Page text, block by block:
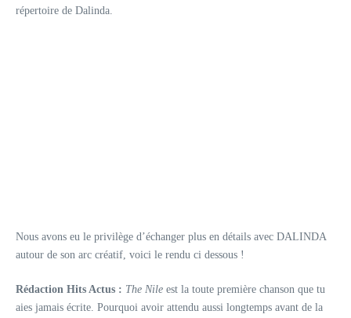
répertoire de Dalinda.
Nous avons eu le privilège d’échanger plus en détails avec DALINDA
autour de son arc créatif, voici le rendu ci dessous !
Rédaction Hits Actus : The Nile est la toute première chanson que tu
aies jamais écrite. Pourquoi avoir attendu aussi longtemps avant de la